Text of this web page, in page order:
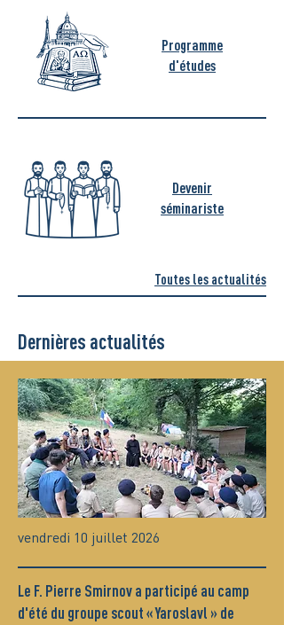
Programme
d'études
Devenir
séminariste
Toutes les actualités
Dernières actualités
vendredi 10 juillet 2026
Le F. Pierre Smirnov a participé au camp
d'été du groupe scout « Yaroslavl » de